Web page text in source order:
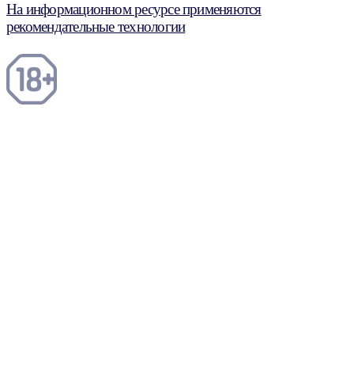
На информационном ресурсе применяются
рекомендательные технологии